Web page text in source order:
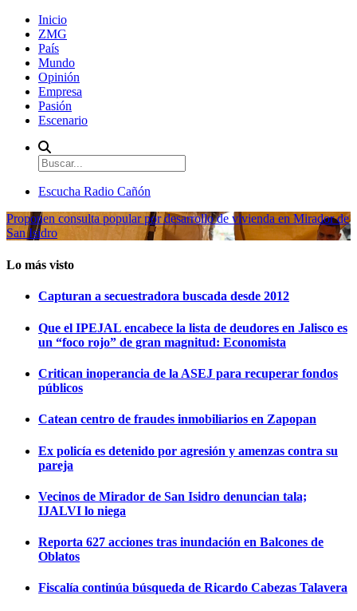
Inicio
ZMG
País
Mundo
Opinión
Empresa
Pasión
Escenario
Escucha Radio Cañón
Proponen consulta popular por desarrollo de vivienda en Mirador de
San Isidro
Lo más visto
Capturan a secuestradora buscada desde 2012
Que el IPEJAL encabece la lista de deudores en Jalisco es
un “foco rojo” de gran magnitud: Economista
Critican inoperancia de la ASEJ para recuperar fondos
públicos
Catean centro de fraudes inmobiliarios en Zapopan
Ex policía es detenido por agresión y amenzas contra su
pareja
Vecinos de Mirador de San Isidro denuncian tala;
IJALVI lo niega
Reporta 627 acciones tras inundación en Balcones de
Oblatos
Fiscalía continúa búsqueda de Ricardo Cabezas Talavera